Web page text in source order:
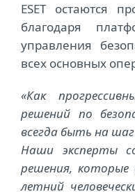
ESET остаются
благодаря
управления
всех основных
«Как
решений по
всегда быть на
Наши эксперты
решения, которые
летний